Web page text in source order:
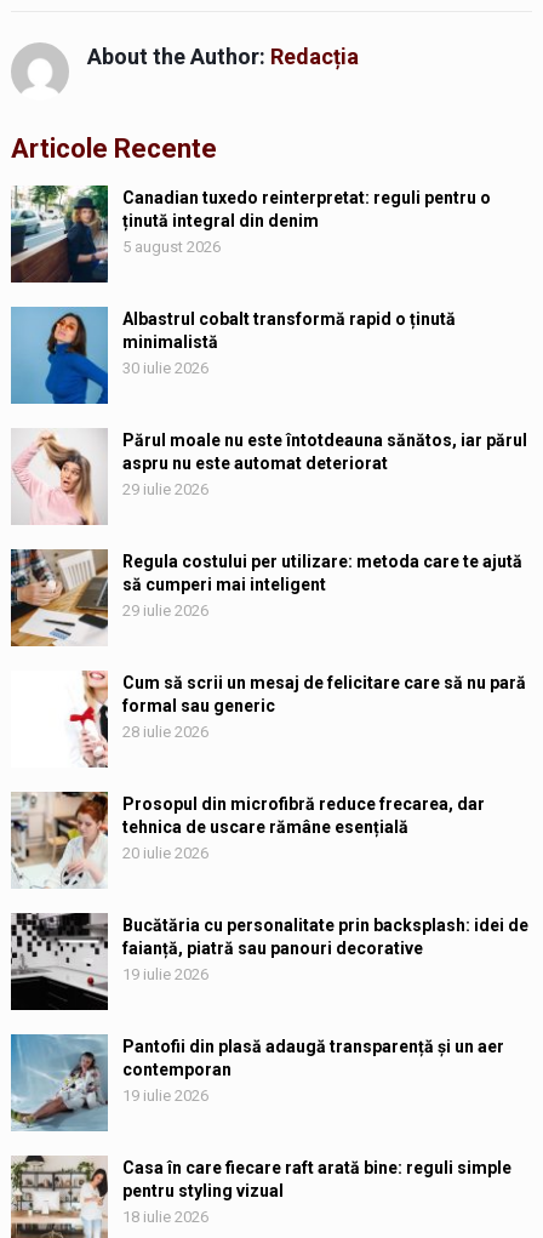
About the Author: Redacția
Articole Recente
Canadian tuxedo reinterpretat: reguli pentru o
ținută integral din denim
5 august 2026
Albastrul cobalt transformă rapid o ținută
minimalistă
30 iulie 2026
Părul moale nu este întotdeauna sănătos, iar părul
aspru nu este automat deteriorat
29 iulie 2026
Regula costului per utilizare: metoda care te ajută
să cumperi mai inteligent
29 iulie 2026
Cum să scrii un mesaj de felicitare care să nu pară
formal sau generic
28 iulie 2026
Prosopul din microfibră reduce frecarea, dar
tehnica de uscare rămâne esențială
20 iulie 2026
Bucătăria cu personalitate prin backsplash: idei de
faianță, piatră sau panouri decorative
19 iulie 2026
Pantofii din plasă adaugă transparență și un aer
contemporan
19 iulie 2026
Casa în care fiecare raft arată bine: reguli simple
pentru styling vizual
18 iulie 2026